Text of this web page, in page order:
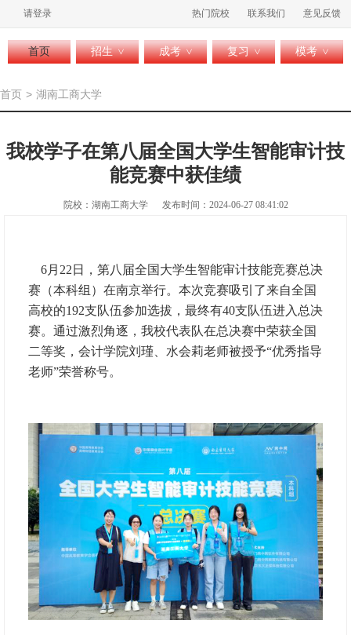
请登录 热门院校 联系我们 意见反馈
首页 招生 > 成考 > 复习 > 模考 >
首页 > 湖南工商大学
我校学子在第八届全国大学生智能审计技
能竞赛中获佳绩
院校：湖南工商大学 发布时间：2024-06-27 08:41:02
6月22日，第八届全国大学生智能审计技能竞赛总决
赛（本科组）在南京举行。本次竞赛吸引了来自全国
高校的192支队伍参加选拔，最终有40支队伍进入总决
赛。通过激烈角逐，我校代表队在总决赛中荣获全国
二等奖，会计学院刘瑾、水会莉老师被授予“优秀指导
老师”荣誉称号。